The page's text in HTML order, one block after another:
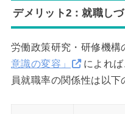
デメリット2：就職し
労働政策研究・研修機構
意識の変容」
によれ
員就職率の関係性は以下